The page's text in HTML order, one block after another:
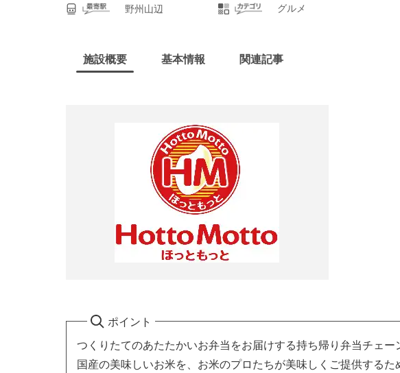
野州山辺 グルメ
施設概要 基本情報 関連記事
ポイント
つくりたてのあたたかいお弁当をお届けする持ち帰り弁当チェー
国産の美味しいお米を、お米のプロたちが美味しくご提供するた